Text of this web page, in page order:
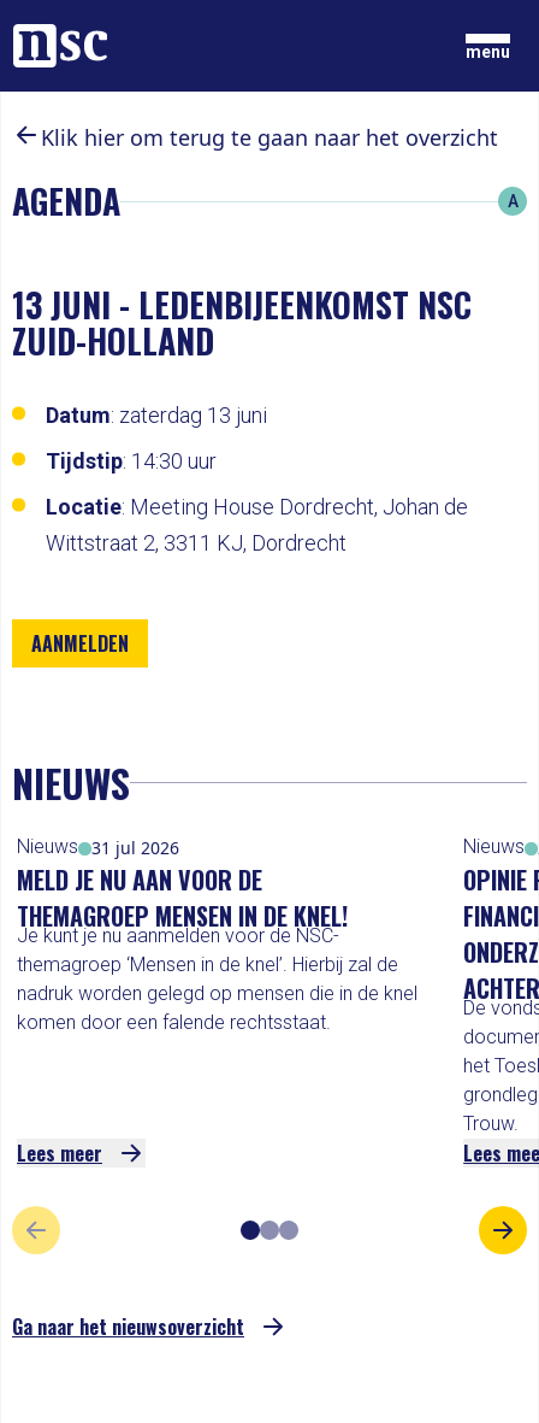
Home
menu
GRONDGEDACHTEN
ONZE MENSEN
DOE MEE
LID WORDEN
Klik hier om terug te gaan naar het overzicht
AGENDA A
13 JUNI - LEDENBIJEENKOMST NSC
ZUID-HOLLAND
Datum: zaterdag 13 juni
Tijdstip: 14:30 uur
Locatie: Meeting House Dordrecht, Johan de
Wittstraat 2, 3311 KJ, Dordrecht
AANMELDEN
NIEUWS
Nieuws 31 jul 2026
MELD JE NU AAN VOOR DE
THEMAGROEP MENSEN IN DE KNEL!
Je kunt je nu aanmelden voor de NSC-
themagroep ‘Mensen in de knel’. Hierbij zal de
nadruk worden gelegd op mensen die in de knel
komen door een falende rechtsstaat.
Lees meer
Nieuws
OPINIE
De
het
Trouw.
Lees
VORIGE SLIDE
Ga naar het nieuwsoverzicht